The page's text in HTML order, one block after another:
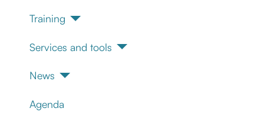
Training
Services and tools
News
Agenda